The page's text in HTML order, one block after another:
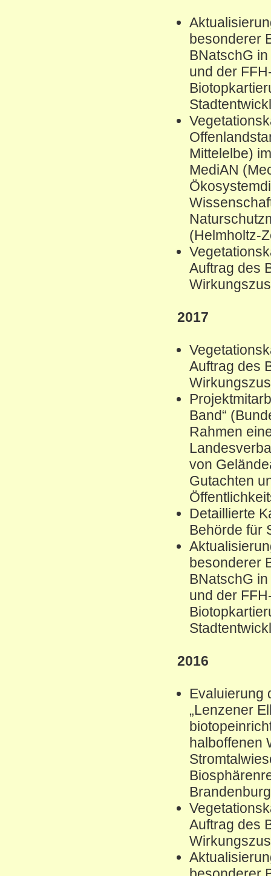
besonderer
BNatschG
und der
Mittelelbe)
MediAN
(Helmholtz-
Auftrag des
2017
Auftrag des
Band“
Rahmen
von
Gutachten
Detaillierte
Behörde für
besonderer
BNatschG
und der
2016
Evaluierung
„Lenzener
halboffenen
Auftrag des